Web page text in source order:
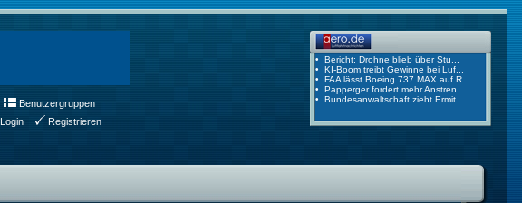
Benutzergruppen
Login Registrieren